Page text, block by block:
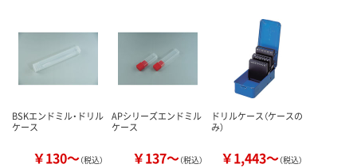
BSKエンドミル・ドリル
ケース
￥130～（税込）
APシリーズエンドミル
ケース
￥137～（税込）
ドリルケース（ケースの
み）
￥1,443～（税込）